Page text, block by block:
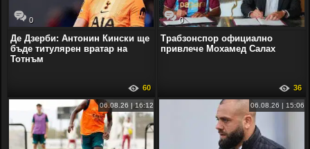
0
Де Дзерби: Антонин Кински ще
бъде титулярен вратар на
Тотнъм
60
0
Трабзонспор официално
привлече Мохамед Салах
36
06.08.26 | 16:12 06.08.26 | 15:06